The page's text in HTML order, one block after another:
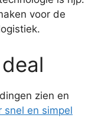
voor de
zien en
snel en simpel